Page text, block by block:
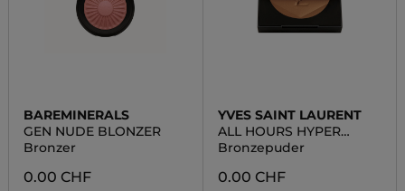
BAREMINERALS
GEN NUDE BLONZER
Bronzer
0.00 CHF
YVES SAINT LAURENT
ALL HOURS HYPER
BRONZE
Bronzepuder
0.00 CHF